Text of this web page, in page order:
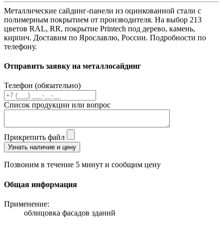
Металлические сайдинг-панели из оцинкованной стали с
полимерным покрытием от производителя. На выбор 213
цветов RAL, RR, покрытие Printech под дерево, камень,
кирпич. Доставим по Ярославлю, России. Подробности по
телефону.
Отправить заявку на металлосайдинг
Телефон (обязательно)
Список продукции или вопрос
Прикрепить файл
Узнать наличие и цену
Позвоним в течение 5 минут и сообщим цену
Общая информация
Применение:
облицовка фасадов зданий